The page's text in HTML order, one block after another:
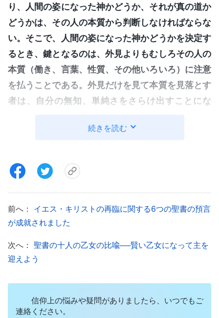
り、人間の姿になった神かどうか、それが真の道か
どうかは、その人の本質から判断しなければならな
い。そこで、人間の姿になった神かどうかを決定す
るとき、鍵となるのは、外見よりもむしろその人の
本質（働き、言葉、性質、その他いろいろ）に注意
を払うことである。外見だけを見て本質を見落とす
者は、自分の無知、単純さをさらけ出すことにな
受肉した神はキリストと呼ばれるので、
こには何の誇張もない。なぜなら、そのキリストは
神の本質を有し、神の性質を有し、その働きには知
恵があり、これらはどれも人間の手の届かないもの
だからである。キリストを自称しながら神の働きを
行なえない者は、詐欺師である。キリストは、単な
る地上における神の顕現ではなく、人の間で働きを
行ない、それを完成させるにあたって神が宿った特
き受け、神の性質を表わし、神を十分に象徴し、人
続きを読む
前へ： イエス・キリストの再臨に関する6つの聖書の預言
が成就されました
次へ： 聖書の十人の乙女の比喩──賢い乙女になって主を
迎えよう
信仰上の悩みや疑問がありましたら、いつでもご
連絡ください。